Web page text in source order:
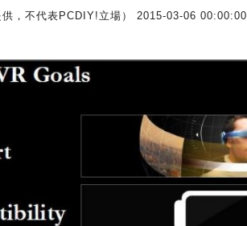
供，不代表PCDIY!立場） 2015-03-06 00:00:00